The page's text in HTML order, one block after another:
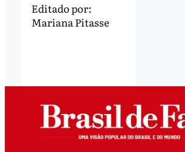
Editado por:
Mariana Pitasse